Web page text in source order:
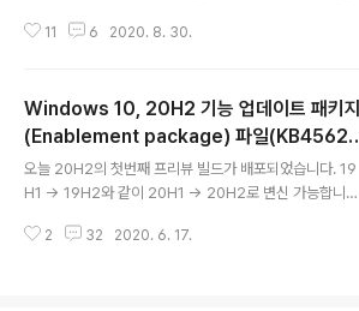
터 KB4562830 버전 10.0.1.3 수동 다운로드 공식적으
4.cab (84.8 MB MB) 공식적으로 msu : windows10.
0-kb4562830-x86.msu 또는 HiDrive as cab win
dows10.0-kb4562830-x86.cab (79.60 MB) AR
M : 공식적으로 msu : windows10.0-kb4562830-a
11 6 2020. 8. 30.
Windows 10, 20H2 기능 업데이트 패키지
(Enablement package) 파일(KB45628
30) : (19041.x → 19042.xxx)
오늘 20H2의 첫번째 프리뷰 빌드가 배포되었습니다. 19
H1 → 19H2와 같이 20H1 → 20H2로 변신 가능합니다.
설치해주면 19042.xxx으로 변신됩니다. 선제 조건은 19
2 32 2020. 6. 17.